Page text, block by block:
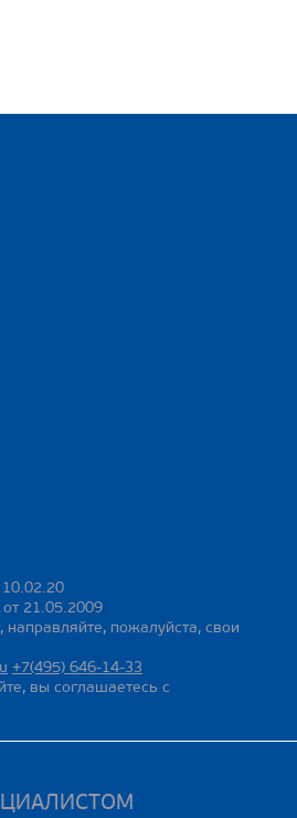
21.05.2009
пожалуйста, свои
+7(495) 646-14-33
вы соглашаетесь с